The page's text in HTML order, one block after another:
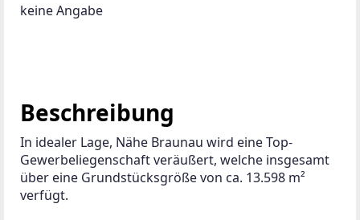
keine Angabe
Beschreibung
In idealer Lage, Nähe Braunau wird eine Top-
Gewerbeliegenschaft veräußert, welche insgesamt
über eine Grundstücksgröße von ca. 13.598 m²
verfügt.